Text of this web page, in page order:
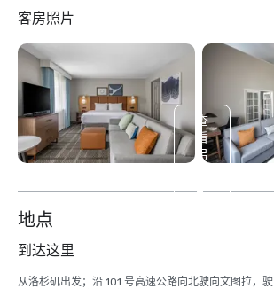
客房照片
查
看
另
2
地点
到达这里
从洛杉矶出发；沿 101 号高速公路向北驶向文图拉，